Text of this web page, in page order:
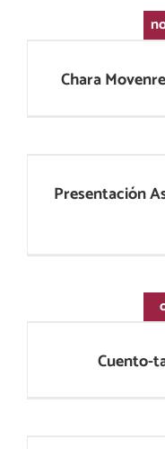
Chara
Chara
Presentación
Cuento-